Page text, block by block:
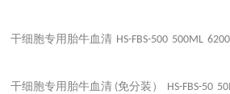
干细胞专用胎牛血清 HS-FBS-500 500ML 6200
干细胞专用胎牛血清 (免分装） HS-FBS-50